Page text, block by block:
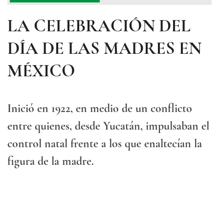
LA CELEBRACIÓN DEL
DÍA DE LAS MADRES EN
MÉXICO
Inició en 1922, en medio de un conflicto
entre quienes, desde Yucatán, impulsaban el
control natal frente a los que enaltecían la
figura de la madre.